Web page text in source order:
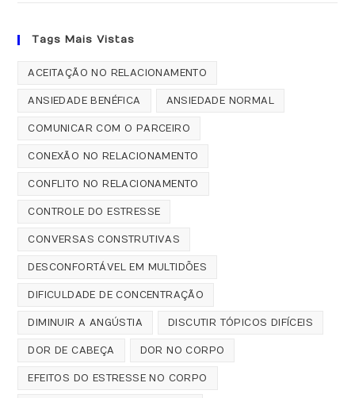
Tags Mais Vistas
ACEITAÇÃO NO RELACIONAMENTO
ANSIEDADE BENÉFICA ANSIEDADE NORMAL
COMUNICAR COM O PARCEIRO
CONEXÃO NO RELACIONAMENTO
CONFLITO NO RELACIONAMENTO
CONTROLE DO ESTRESSE
CONVERSAS CONSTRUTIVAS
DESCONFORTÁVEL EM MULTIDÕES
DIFICULDADE DE CONCENTRAÇÃO
DIMINUIR A ANGÚSTIA DISCUTIR TÓPICOS DIFÍCEIS
DOR DE CABEÇA DOR NO CORPO
EFEITOS DO ESTRESSE NO CORPO